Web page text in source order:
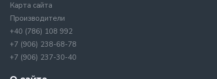
Карта сайта
Производители
+40 (786) 108 992
+7 (906) 238-68-78
+7 (906) 237-30-40